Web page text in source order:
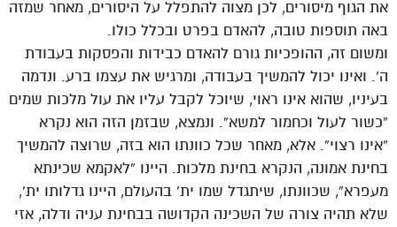
את הגוף מיסורים, לכן מצוה להתפלל על היסורים, מאחר שמזה
באה תוספות טובה, להאדם בפרט ובכלל כולו.
ומשום זה, ההופכיות גורם להאדם כבידות והפסקות בעבודת
ה’. ואינו יכול להמשיך בעבודה, ומרגיש את עצמו ברע. ונדמה
בעיניו, שהוא אינו ראוי, שיוכל לקבל עליו את עול מלכות שמים
“כשור לעול וכחמור למשא”. ונמצא, שבזמן הזה הוא נקרא
“אינו רצוי”. אלא, מאחר שכל כוונתו הוא בזה, שרוצה להמשיך
בחינת אמונה, הנקרא בחינת מלכות. היינו “לאקמא שכינתא
מעפרא”, שכוונתו, שיתגדל שמו ית’ בהעולם, היינו גדלותו ית’,
שלא תהיה צורה של השכינה הקדושה בבחינת עניה ודלה, אזי